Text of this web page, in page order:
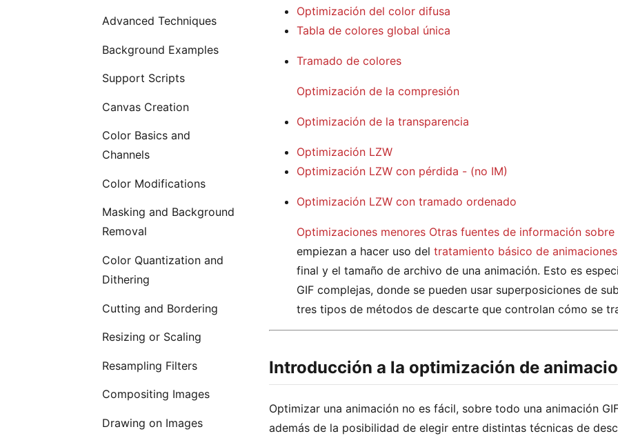
Advanced Techniques
Background Examples
Support Scripts
Canvas Creation
Color Basics and
Channels
Color Modifications
Masking and Background
Removal
Color Quantization and
Dithering
Cutting and Bordering
Resizing or Scaling
Resampling Filters
Compositing Images
Drawing on Images
Optimización del color difusa
Tabla de colores global única
Tramado de colores
Optimización de la compresión
Optimización de la transparencia
Optimización LZW
Optimización LZW con pérdida - (no IM)
Optimización LZW con tramado ordenado
Optimizaciones menores Otras fuentes de información
empiezan a hacer uso del tratamiento básico de animaciones
final y el tamaño de archivo de una animación. Esto es
GIF complejas, donde se pueden usar superposiciones de
tres tipos de métodos de descarte que controlan cómo se
Introducción a la optimización de
Optimizar una animación no es fácil, sobre todo una animación
además de la posibilidad de elegir entre distintas técnicas de